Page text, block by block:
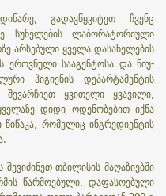
გადავწყვიტეთ ჩვენც
სუნელების ლაბორატორიული
არსებული ყველა დასახელების
ეროვნული სააგენტოსა და ნიუ-
ჰიგიენის დეპარტამენტის
ყვითელი ყვავილი,
დიდი ოდენობებით იქნა
რომელიც ინგრედიენტის
თბილისის მაღაზიებში
წარმოებული, დაფასოებული